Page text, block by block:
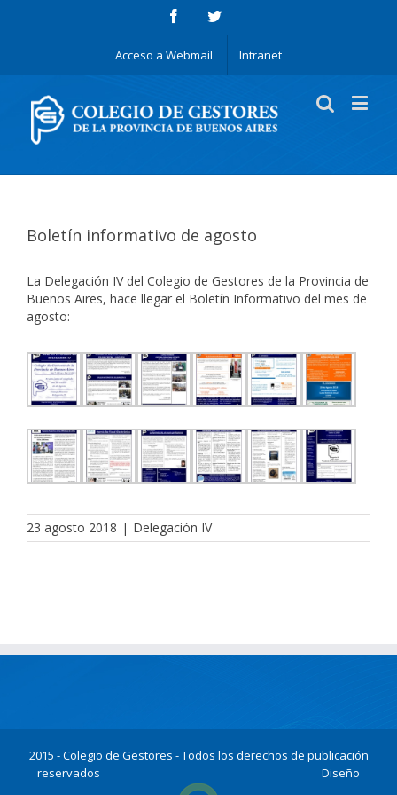
Acceso a Webmail Intranet
Boletín informativo de agosto
La Delegación IV del Colegio de Gestores de la Provincia de
Buenos Aires, hace llegar el Boletín Informativo del mes de
agosto:
23 agosto 2018 | Delegación IV
2015 - Colegio de Gestores - Todos los derechos de publicación
reservados
Diseño